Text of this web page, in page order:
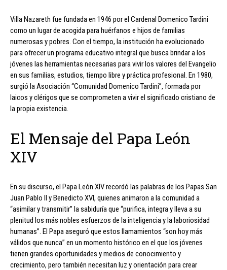
Villa Nazareth fue fundada en 1946 por el Cardenal Domenico Tardini
como un lugar de acogida para huérfanos e hijos de familias
numerosas y pobres. Con el tiempo, la institución ha evolucionado
para ofrecer un programa educativo integral que busca brindar a los
jóvenes las herramientas necesarias para vivir los valores del Evangelio
en sus familias, estudios, tiempo libre y práctica profesional. En 1980,
surgió la Asociación “Comunidad Domenico Tardini”, formada por
laicos y clérigos que se comprometen a vivir el significado cristiano de
la propia existencia.
El Mensaje del Papa León
XIV
En su discurso, el Papa León XIV recordó las palabras de los Papas San
Juan Pablo II y Benedicto XVI, quienes animaron a la comunidad a
“asimilar y transmitir” la sabiduría que “purifica, integra y lleva a su
plenitud los más nobles esfuerzos de la inteligencia y la laboriosidad
humanas”. El Papa aseguró que estos llamamientos “son hoy más
válidos que nunca” en un momento histórico en el que los jóvenes
tienen grandes oportunidades y medios de conocimiento y
crecimiento, pero también necesitan luz y orientación para crear